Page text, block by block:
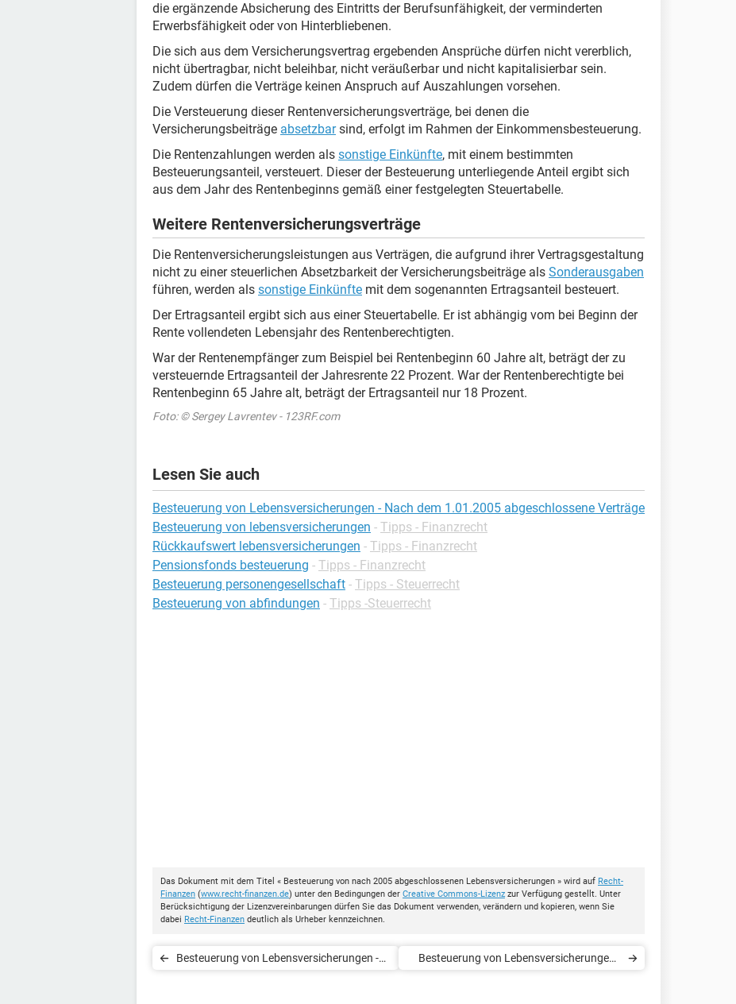
die ergänzende Absicherung des Eintritts der Berufsunfähigkeit, der verminderten
Erwerbsfähigkeit oder von Hinterbliebenen.
Die sich aus dem Versicherungsvertrag ergebenden Ansprüche dürfen nicht vererblich,
nicht übertragbar, nicht beleihbar, nicht veräußerbar und nicht kapitalisierbar sein.
Zudem dürfen die Verträge keinen Anspruch auf Auszahlungen vorsehen.
Die Versteuerung dieser Rentenversicherungsverträge, bei denen die
Versicherungsbeiträge absetzbarsind, erfolgt im Rahmen der Einkommensbesteuerung.
Die Rentenzahlungen werden als sonstige Einkünfte, mit einem bestimmten
Besteuerungsanteil, versteuert. Dieser der Besteuerung unterliegende Anteil ergibt sich
aus dem Jahr des Rentenbeginns gemäß einer festgelegten Steuertabelle.
Weitere Rentenversicherungsverträge
Die Rentenversicherungsleistungen aus Verträgen, die aufgrund ihrer Vertragsgestaltung
nicht zu einer steuerlichen Absetzbarkeit der Versicherungsbeiträge als Sonderausgaben
führen, werden als sonstige Einkünfte mit dem sogenannten Ertragsanteil besteuert.
Der Ertragsanteil ergibt sich aus einer Steuertabelle. Er ist abhängig vom bei Beginn der
Rente vollendeten Lebensjahr des Rentenberechtigten.
War der Rentenempfänger zum Beispiel bei Rentenbeginn 60 Jahre alt, beträgt der zu
versteuernde Ertragsanteil der Jahresrente 22 Prozent. War der Rentenberechtigte bei
Rentenbeginn 65 Jahre alt, beträgt der Ertragsanteil nur 18 Prozent.
Foto: © Sergey Lavrentev - 123RF.com
Lesen Sie auch
Besteuerung von Lebensversicherungen - Nach dem 1.01.2005 abgeschlossene Verträge
Besteuerung von lebensversicherungen - Tipps - Finanzrecht
Rückkaufswert lebensversicherungen - Tipps - Finanzrecht
Pensionsfonds besteuerung - Tipps - Finanzrecht
Besteuerung personengesellschaft - Tipps - Steuerrecht
Besteuerung von abfindungen - Tipps -Steuerrecht
Das Dokument mit dem Titel « Besteuerung von nach 2005 abgeschlossenen Lebensversicherungen » wird auf Recht-
Finanzen (www.recht-finanzen.de) unter den Bedingungen der Creative Commons-Lizenz zur Verfügung gestellt. Unter
Berücksichtigung der Lizenzvereinbarungen dürfen Sie das Dokument verwenden, verändern und kopieren, wenn Sie
dabei Recht-Finanzen deutlich als Urheber kennzeichnen.
Besteuerung von Lebensversicherungen -
Besteuerung von Lebensversicherungen -